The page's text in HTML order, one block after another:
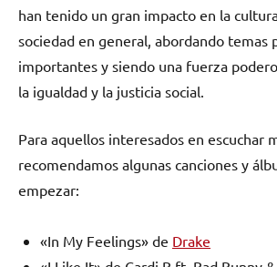
han tenido un gran impacto en la
sociedad en general, abordando temas
importantes y siendo una fuerza
la igualdad y la justicia social.
Para aquellos interesados en escuchar
recomendamos algunas canciones y
empezar:
«In My Feelings» de Drake